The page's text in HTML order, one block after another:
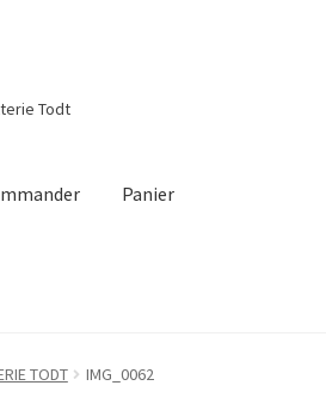
Todt
Panier
TODT IMG_0062